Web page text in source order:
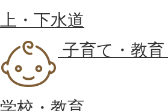
上・下水道
子育て・教育